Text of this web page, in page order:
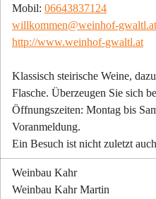
Mobil: 06643837124
willkommen@weinhof-gwaltl.at
http://www.weinhof-gwaltl.at
Klassisch steirische Weine,
Flasche. Überzeugen Sie sich
Öffnungszeiten: Montag bis
Voranmeldung.
Ein Besuch ist nicht zuletzt
Weinbau Kahr
Weinbau Kahr Martin